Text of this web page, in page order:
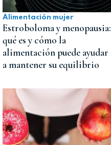
Alimentación mujer
Estroboloma y menopausia:
qué es y cómo la
alimentación puede ayudar
a mantener su equilibrio